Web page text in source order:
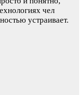
чел
устраивает.